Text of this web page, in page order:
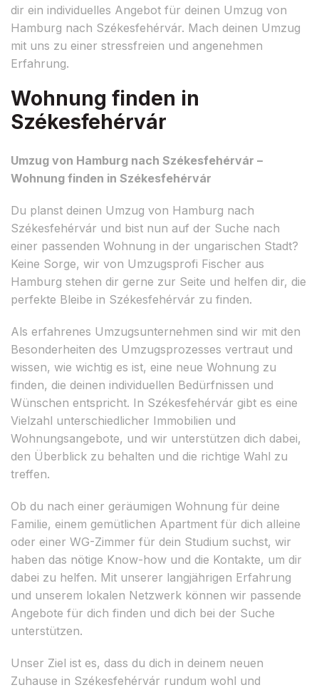
dir ein individuelles Angebot für deinen Umzug von
Hamburg nach Székesfehérvár. Mach deinen Umzug
mit uns zu einer stressfreien und angenehmen
Erfahrung.
Wohnung finden in
Székesfehérvár
Umzug von Hamburg nach Székesfehérvár –
Wohnung finden in Székesfehérvár
Du planst deinen Umzug von Hamburg nach
Székesfehérvár und bist nun auf der Suche nach
einer passenden Wohnung in der ungarischen Stadt?
Keine Sorge, wir von Umzugsprofi Fischer aus
Hamburg stehen dir gerne zur Seite und helfen dir, die
perfekte Bleibe in Székesfehérvár zu finden.
Als erfahrenes Umzugsunternehmen sind wir mit den
Besonderheiten des Umzugsprozesses vertraut und
wissen, wie wichtig es ist, eine neue Wohnung zu
finden, die deinen individuellen Bedürfnissen und
Wünschen entspricht. In Székesfehérvár gibt es eine
Vielzahl unterschiedlicher Immobilien und
Wohnungsangebote, und wir unterstützen dich dabei,
den Überblick zu behalten und die richtige Wahl zu
treffen.
Ob du nach einer geräumigen Wohnung für deine
Familie, einem gemütlichen Apartment für dich alleine
oder einer WG-Zimmer für dein Studium suchst, wir
haben das nötige Know-how und die Kontakte, um dir
dabei zu helfen. Mit unserer langjährigen Erfahrung
und unserem lokalen Netzwerk können wir passende
Angebote für dich finden und dich bei der Suche
unterstützen.
Unser Ziel ist es, dass du dich in deinem neuen
Zuhause in Székesfehérvár rundum wohl und